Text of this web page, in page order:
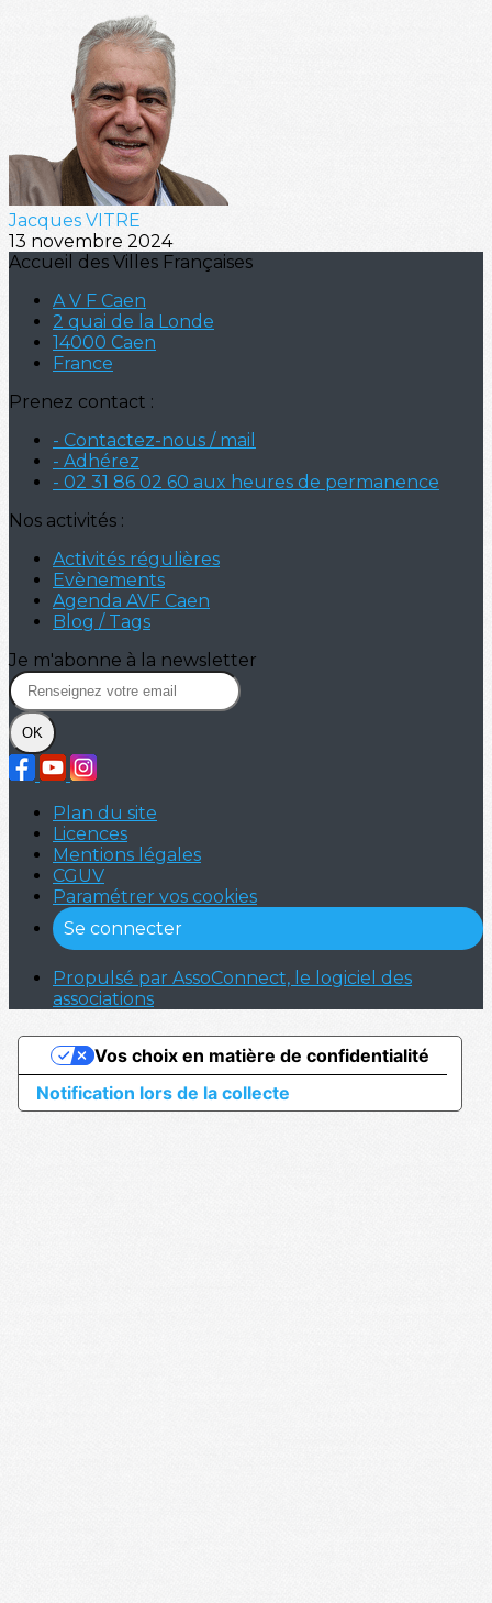
Jacques VITRE
13 novembre 2024
Accueil des Villes Françaises
A V F Caen
2 quai de la Londe
14000 Caen
France
Prenez contact :
- Contactez-nous / mail
- Adhérez
- 02 31 86 02 60 aux heures de permanence
Nos activités :
Activités régulières
Evènements
Agenda AVF Caen
Blog / Tags
Je m'abonne à la newsletter
OK
Plan du site
Licences
Mentions légales
CGUV
Paramétrer vos cookies
Se connecter
Propulsé par AssoConnect, le logiciel des
associations
Notification lors de la collecte
Vos choix en matière de confidentialité